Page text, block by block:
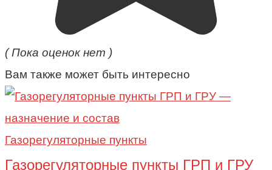
( Пока оценок нет )
Вам также может быть интересно
Газорегуляторные пункты
Газорегуляторные пункты ГРП и ГРУ